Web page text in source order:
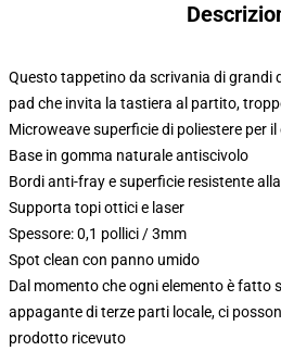
Questo tappetino da scrivania di grandi
pad che invita la tastiera al partito,
Microweave superficie di poliestere per
Base in gomma naturale antiscivolo
Bordi anti-fray e superficie resistente
Supporta topi ottici e laser
Spessore: 0,1 pollici / 3mm
Spot clean con panno umido
Dal momento che ogni elemento è fatto
appagante di terze parti locale, ci
prodotto ricevuto